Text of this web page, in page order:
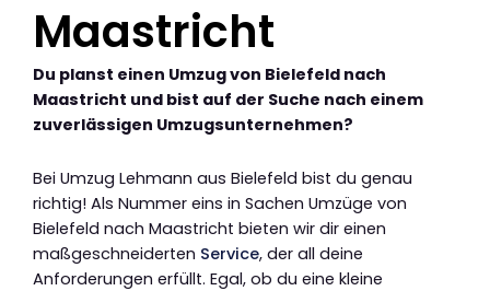
Maastricht
Du planst einen Umzug von Bielefeld nach
Maastricht und bist auf der Suche nach einem
zuverlässigen Umzugsunternehmen?
Bei Umzug Lehmann aus Bielefeld bist du genau
richtig! Als Nummer eins in Sachen Umzüge von
Bielefeld nach Maastricht bieten wir dir einen
maßgeschneiderten Service, der all deine
Anforderungen erfüllt. Egal, ob du eine kleine